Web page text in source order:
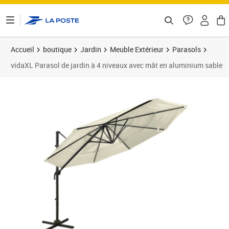
Accueil boutique Jardin Meuble Extérieur
Parasols
vidaXL Parasol de jardin à 4 niveaux avec mât en aluminium sable